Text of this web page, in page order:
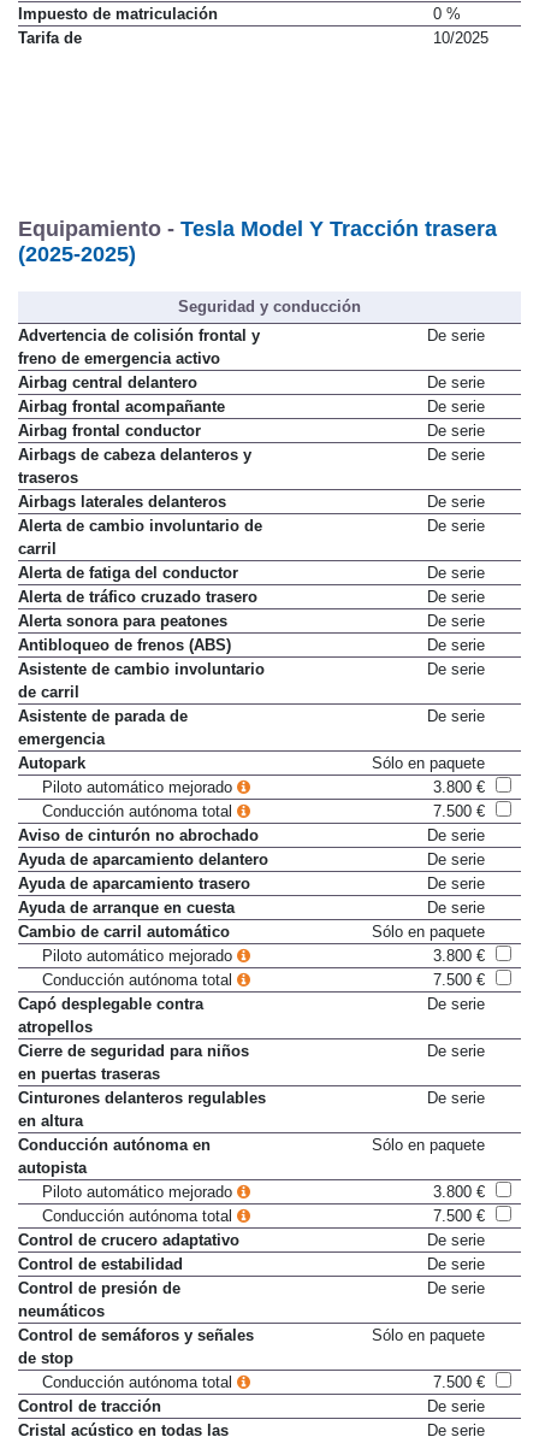
Impuesto de matriculación
0 %
Tarifa de
10/2025
Equipamiento - Tesla Model Y Tracción trasera
(2025-2025)
Seguridad y conducción
Advertencia de colisión frontal y
freno de emergencia activo
De serie
Airbag central delantero
De serie
Airbag frontal acompañante
De serie
Airbag frontal conductor
De serie
Airbags de cabeza delanteros y
traseros
De serie
Airbags laterales delanteros
De serie
Alerta de cambio involuntario de
carril
De serie
Alerta de fatiga del conductor
De serie
Alerta de tráfico cruzado trasero
De serie
Alerta sonora para peatones
De serie
Antibloqueo de frenos (ABS)
De serie
Asistente de cambio involuntario
de carril
De serie
Asistente de parada de
emergencia
De serie
Autopark
Sólo en paquete
Piloto automático mejorado
3.800 €
Conducción autónoma total
7.500 €
Aviso de cinturón no abrochado
De serie
Ayuda de aparcamiento delantero
De serie
Ayuda de aparcamiento trasero
De serie
Ayuda de arranque en cuesta
De serie
Cambio de carril automático
Sólo en paquete
Piloto automático mejorado
3.800 €
Conducción autónoma total
7.500 €
Capó desplegable contra
atropellos
De serie
Cierre de seguridad para niños
en puertas traseras
De serie
Cinturones delanteros regulables
en altura
De serie
Conducción autónoma en
autopista
Sólo en paquete
Piloto automático mejorado
3.800 €
Conducción autónoma total
7.500 €
Control de crucero adaptativo
De serie
Control de estabilidad
De serie
Control de presión de
neumáticos
De serie
Control de semáforos y señales
de stop
Sólo en paquete
Conducción autónoma total
7.500 €
Control de tracción
De serie
Cristal acústico en todas las
De serie